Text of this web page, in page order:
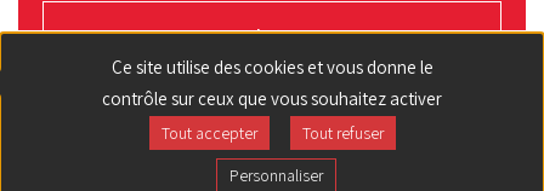
S'INSCRIRE
Ce site utilise des cookies et vous donne le
contrôle sur ceux que vous souhaitez activer
Tout accepter
Tout refuser
Personnaliser